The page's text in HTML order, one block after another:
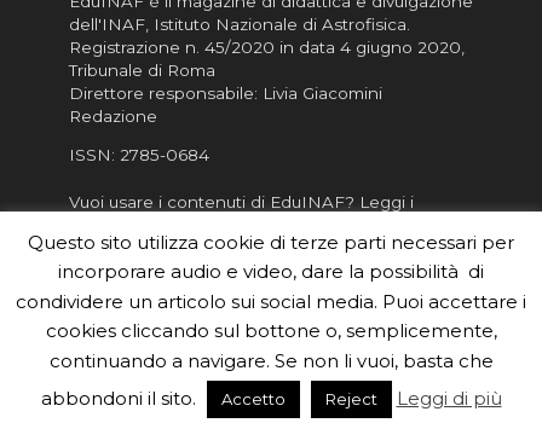
dell'INAF, Istituto Nazionale di Astrofisica
Registrazione n. 45/2020 in data 4 giugno 2020,
Tribunale di Roma
Direttore responsabile: Livia Giacomini
Redazione
ISSN: 2785-0684
Vuoi usare i contenuti di EduINAF? Leggi i
Informativa sulla Privacy
Informatva sui Cookie
Per la rubrica de l'Astronomo risponde, per
inviarci le tue foto o i tuoi contributi, scrivici a
redazione.edu [chiocciola] inaf.it oppure
il form
Questo sito utilizza cookie di terze parti necessari per
incorporare audio e video, dare la possibilità di
condividere un articolo sui social media. Puoi accettare i
cookies cliccando sul bottone o, semplicemente,
continuando a navigare. Se non li vuoi, basta che
abbondoni il sito.
Accetto Reject Leggi di più